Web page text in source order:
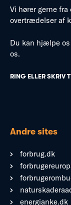
Vi hører gerne
overtrædelser af
Du kan hjælpe
os.
RING ELLER SKRIV
Andre sites
forbrug.dk
energianke.dk